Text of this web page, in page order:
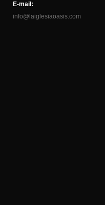
E-mail:
info@laiglesiaoasis.com